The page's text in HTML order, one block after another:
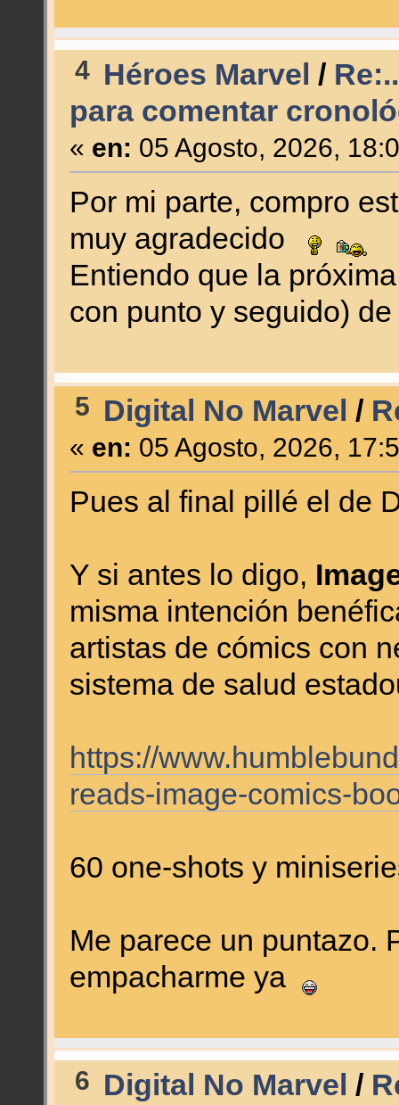
4 Héroes Marvel /
para comentar
« en: 05 Agosto, 2026,
Por mi parte, compro
muy agradecido
Entiendo que la
con punto y seguido)
5 Digital No Marvel /
« en: 05 Agosto, 2026,
Pues al final pillé el de
Y si antes lo digo,
misma intención
artistas de cómics con
sistema de salud
https://
reads-image-comics-
60 one-shots y
Me parece un puntazo.
empacharme ya
6 Digital No Marvel /